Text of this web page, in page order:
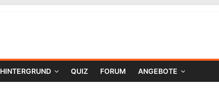
HINTERGRUND QUIZ FORUM ANGEBOTE